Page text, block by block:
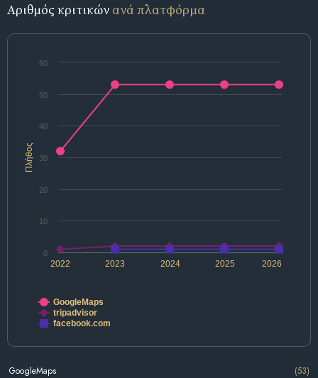
Αριθμός κριτικών ανά πλατφόρμα
Πλήθος
2022 2024 2026
2023 2025
0
10
20
30
40
50
60
GoogleMaps
tripadvisor
facebook.com
GoogleMaps
(53)